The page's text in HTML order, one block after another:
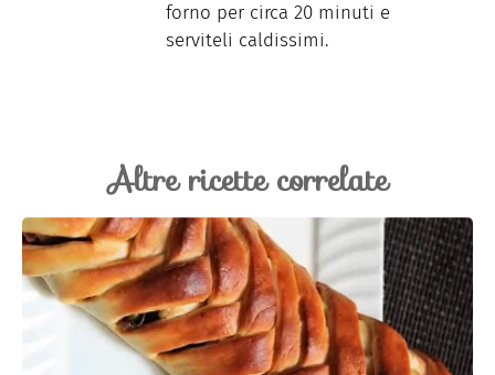
forno per circa 20 minuti e
serviteli caldissimi.
Altre ricette correlate